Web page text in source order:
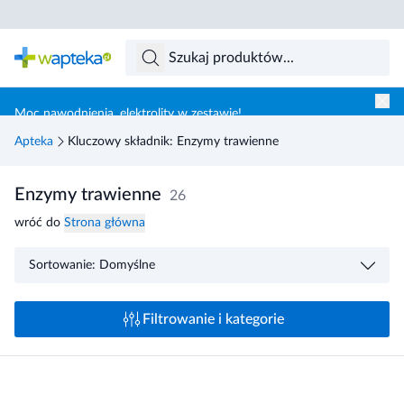
Moc nawodnienia, elektrolity w zestawie!
Apteka Kluczowy składnik: Enzymy trawienne
Enzymy trawienne 26
wróć do Strona główna
Sortowanie: Domyślne
Filtrowanie i kategorie